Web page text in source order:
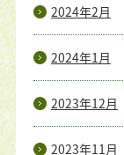
2024年2月
2024年1月
2023年12月
2023年11月